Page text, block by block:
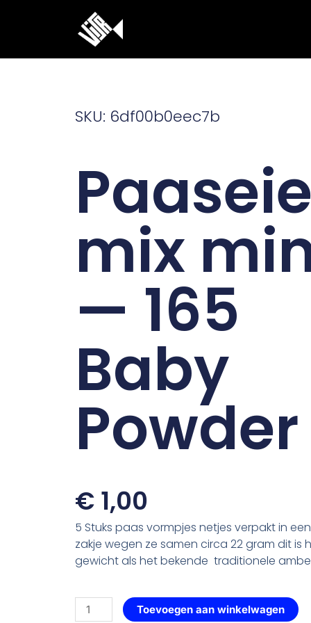
inhoud
SKU: 6df00b0eec7b
mix
— 165
Baby
Powder
€1,00
5 Stuks paas vormpjes netjes verpakt in
zakje wegen ze samen circa 22 gram dit is
gewicht als het bekende traditionele
Paaseieren
Toevoegen aan winkelwagen